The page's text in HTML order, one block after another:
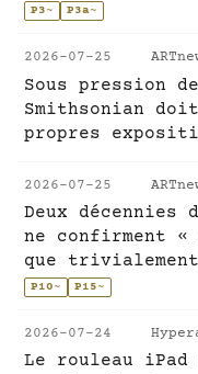
P3~ P3a~
2026-07-25
Sous pression
Smithsonian
propres
2026-07-25
Deux décennies
ne confirment
que trivialement
P10~ P15~
2026-07-24
Le rouleau iPad